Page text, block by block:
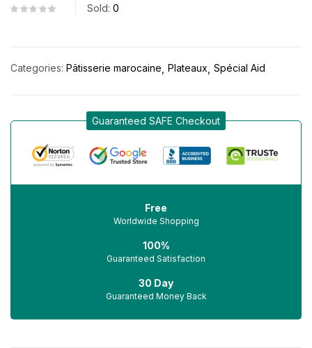
Sold: 0
Categories: Pâtisserie marocaine Plateaux Spécial Aid
Guaranteed SAFE Checkout
Free
Worldwide Shopping
100%
Guaranteed Satisfaction
30 Day
Guaranteed Money Back